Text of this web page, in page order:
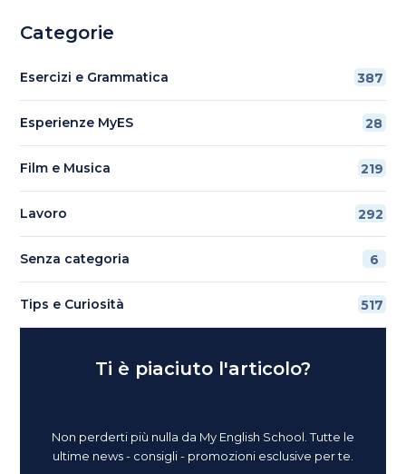
Categorie
Esercizi e Grammatica 387
Esperienze MyES 28
Film e Musica 219
Lavoro 292
Senza categoria 6
Tips e Curiosità 517
Ti è piaciuto l'articolo?
Non perderti più nulla da My English School. Tutte le
ultime news - consigli - promozioni esclusive per te.